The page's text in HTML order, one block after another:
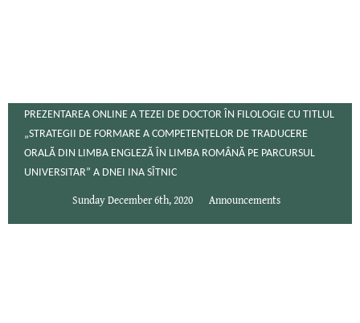
PREZENTAREA ONLINE A TEZEI DE DOCTOR ÎN FILOLOGIE CU TITLUL
„STRATEGII DE FORMARE A COMPETENȚELOR DE TRADUCERE
ORALĂ DIN LIMBA ENGLEZĂ ÎN LIMBA ROMÂNĂ PE PARCURSUL
UNIVERSITAR” A DNEI INA SÎTNIC
Sunday December 6th, 2020 Announcements